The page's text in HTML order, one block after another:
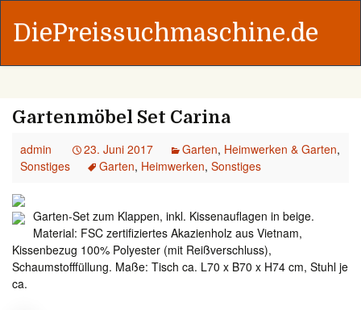
DiePreissuchmaschine.de
Gartenmöbel Set Carina
admin 23. Juni 2017 Garten, Heimwerken & Garten,
Sonstiges
Garten, Heimwerken, Sonstiges
Garten-Set zum Klappen, inkl. Kissenauflagen in beige.
Material: FSC zertifiziertes Akazienholz aus Vietnam,
Kissenbezug 100% Polyester (mit Reißverschluss),
Schaumstofffüllung. Maße: Tisch ca. L70 x B70 x H74 cm, Stuhl je
ca.